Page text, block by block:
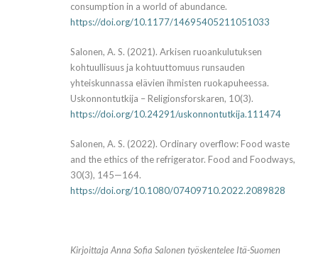
consumption in a world of abundance.
https://doi.org/10.1177/14695405211051033
Salonen, A. S. (2021). Arkisen ruoankulutuksen
kohtuullisuus ja kohtuuttomuus runsauden
yhteiskunnassa elävien ihmisten ruokapuheessa.
Uskonnontutkija – Religionsforskaren, 10(3).
https://doi.org/10.24291/uskonnontutkija.111474
Salonen, A. S. (2022). Ordinary overflow: Food waste
and the ethics of the refrigerator. Food and Foodways,
30(3), 145—164.
https://doi.org/10.1080/07409710.2022.2089828
Kirjoittaja Anna Sofia Salonen työskentelee Itä-Suomen